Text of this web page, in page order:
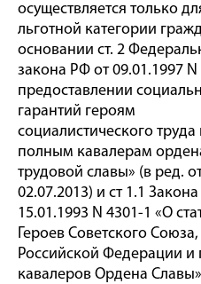
осуществляется только
льготной категории
основании ст. 2
закона РФ от 09.01.1997
предоставлении
гарантий героям
социалистического труда
полным кавалерам
трудовой славы» (в ред.
02.07.2013) и ст 1.1
15.01.1993 N 4301-1 «О
Героев Советского Союза,
Российской Федерации и
кавалеров Ордена